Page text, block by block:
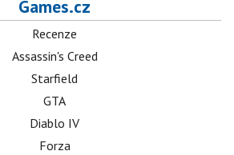
Games.cz
Recenze
Assassin's Creed
Starfield
GTA
Diablo IV
Forza